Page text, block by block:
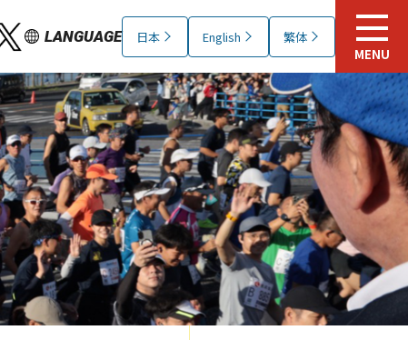
LANGUAGE 日本 English
繁体
MENU